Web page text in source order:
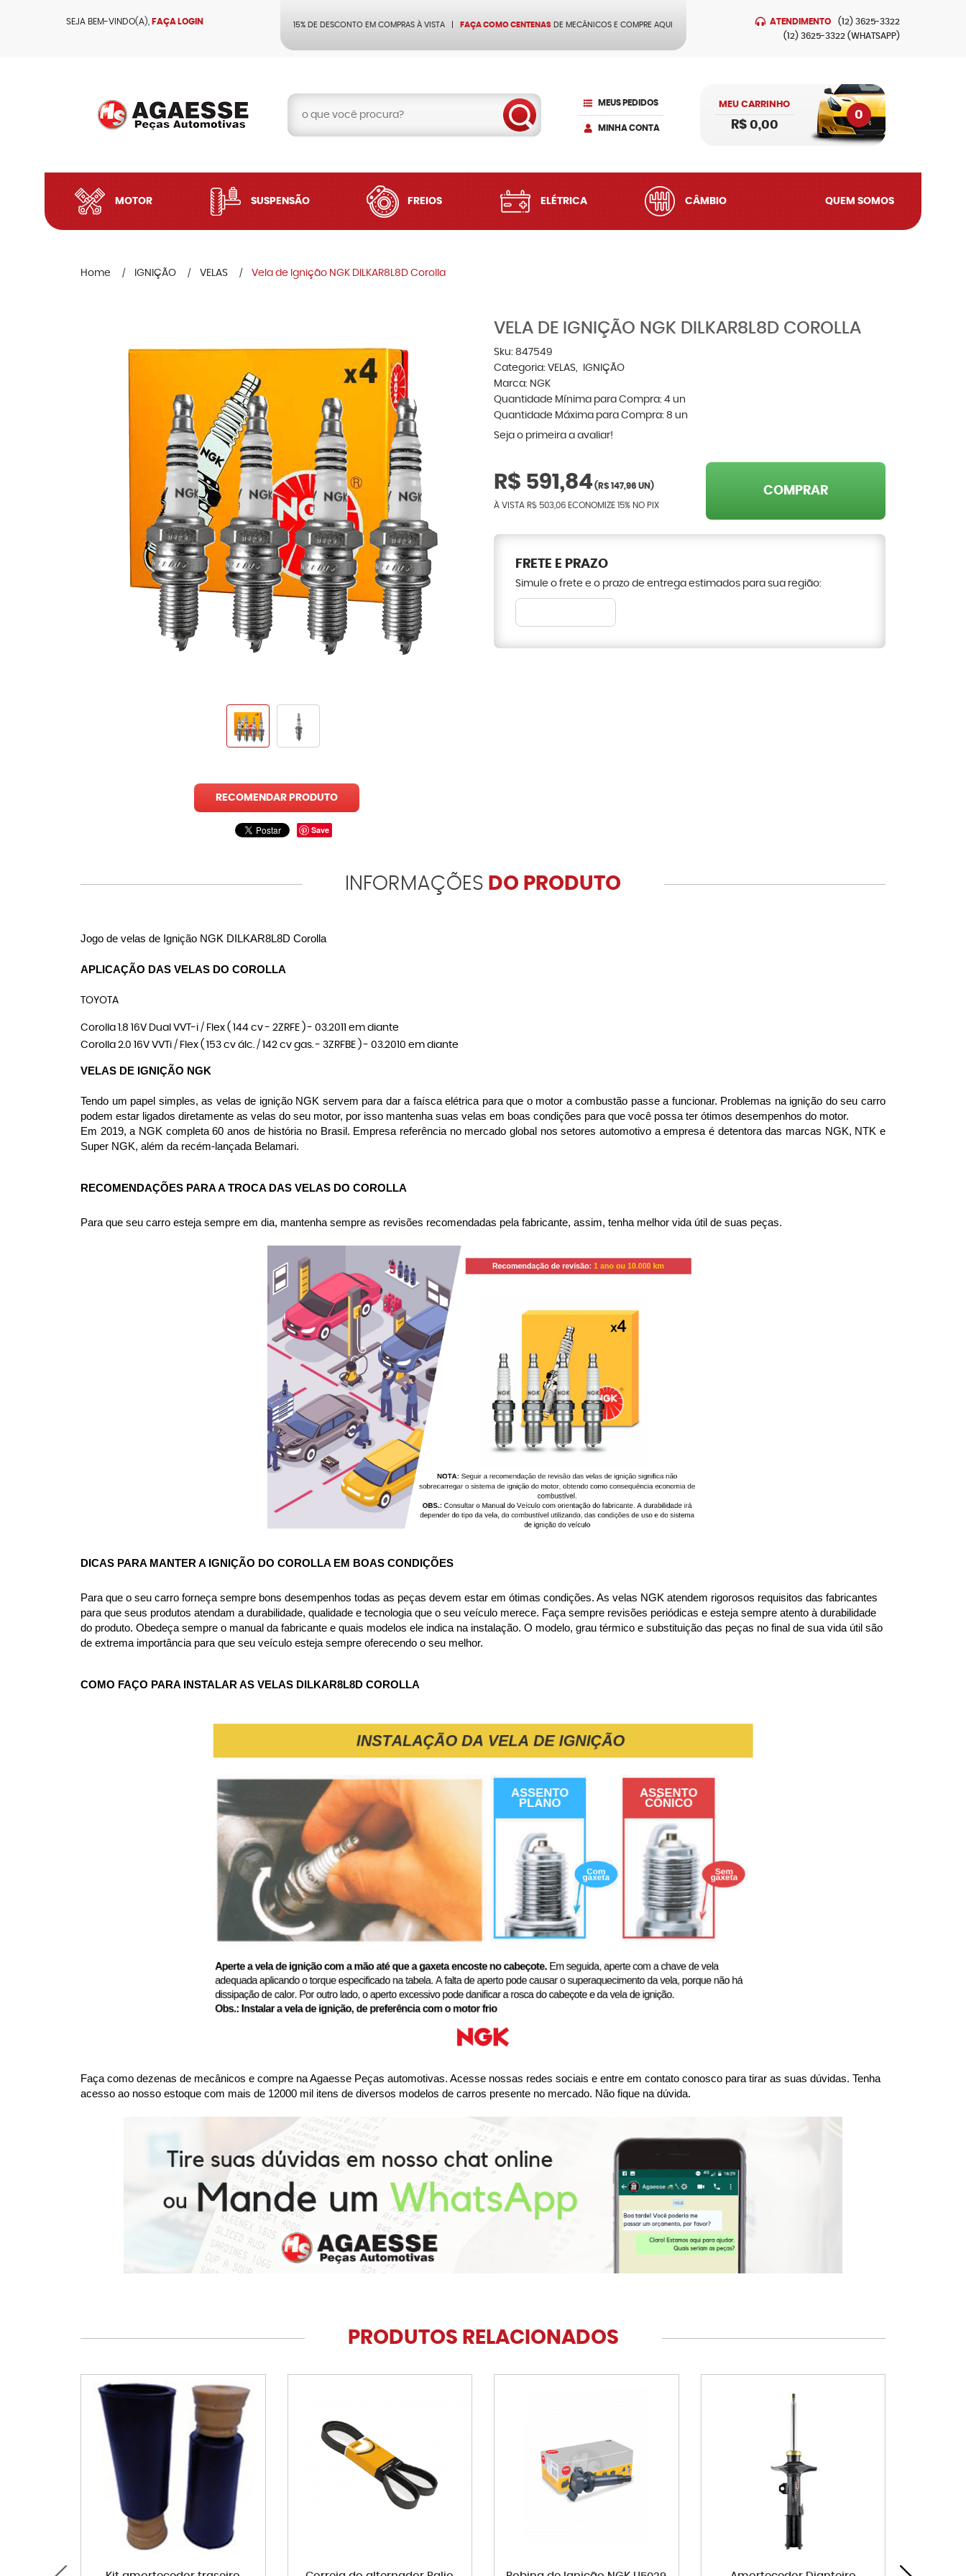
SEJA BEM-VINDO(A), FAÇA LOGIN 15% DE DESCONTO EM COMPRAS À VISTA FAÇA COMO CENTENAS DE MECÂNICOS E COMPRE AQUI ATENDIMENTO (12) 3625-3322
(12) 3625-3322 (WHATSAPP)
MEUS PEDIDOS
MINHA CONTA
MEU CARRINHO
0
R$ 0,00
MOTOR SUSPENSÃO FREIOS ELÉTRICA CÂMBIO QUEM SOMOS
Home IGNIÇÃO VELAS Vela de Ignição NGK DILKAR8L8D Corolla
RECOMENDAR PRODUTO
Save
VELA DE IGNIÇÃO NGK DILKAR8L8D COROLLA
Sku: 847549
Categoria: VELAS
IGNIÇÃO
Marca: NGK
Quantidade Mínima para Compra: 4 un
Quantidade Máxima para Compra: 8 un
Seja o primeira a avaliar!
R$ 591,84 ( R$ 147,96 UN)
À VISTA R$ 503,06 ECONOMIZE 15% NO PIX
COMPRAR
FRETE E PRAZO
Simule o frete e o prazo de entrega estimados para sua região:
INFORMAÇÕES DO PRODUTO
Jogo de velas de Ignição NGK DILKAR8L8D Corolla
APLICAÇÃO DAS VELAS DO COROLLA
TOYOTA
Corolla 1.8 16V Dual VVT-i / Flex ( 144 cv - 2ZRFE ) - 03.2011 em diante
Corolla 2.0 16V VVTi / Flex ( 153 cv álc. / 142 cv gas. - 3ZRFBE ) - 03.2010 em diante
VELAS DE IGNIÇÃO NGK
Tendo um papel simples, as velas de ignição NGK servem para dar a faísca elétrica para que o motor a combustão passe a funcionar. Problemas na ignição do seu carro
podem estar ligados diretamente as velas do seu motor, por isso mantenha suas velas em boas condições para que você possa ter ótimos desempenhos do motor.
Em 2019, a NGK completa 60 anos de história no Brasil. Empresa referência no mercado global nos setores automotivo a empresa é detentora das marcas NGK, NTK e
Super NGK, além da recém-lançada Belamari.
RECOMENDAÇÕES PARA A TROCA DAS VELAS DO COROLLA
Para que seu carro esteja sempre em dia, mantenha sempre as revisões recomendadas pela fabricante, assim, tenha melhor vida útil de suas peças.
DICAS PARA MANTER A IGNIÇÃO DO COROLLA EM BOAS CONDIÇÕES
Para que o seu carro forneça sempre bons desempenhos todas as peças devem estar em ótimas condições. As velas NGK atendem rigorosos requisitos das fabricantes
para que seus produtos atendam a durabilidade, qualidade e tecnologia que o seu veículo merece. Faça sempre revisões periódicas e esteja sempre atento à durabilidade
do produto. Obedeça sempre o manual da fabricante e quais modelos ele indica na instalação. O modelo, grau térmico e substituição das peças no final de sua vida útil são
de extrema importância para que seu veículo esteja sempre oferecendo o seu melhor.
COMO FAÇO PARA INSTALAR AS VELAS DILKAR8L8D COROLLA
Faça como dezenas de mecânicos e compre na Agaesse Peças automotivas. Acesse nossas redes sociais e entre em contato conosco para tirar as suas dúvidas. Tenha
acesso ao nosso estoque com mais de 12000 mil itens de diversos modelos de carros presente no mercado. Não fique na dúvida.
PRODUTOS RELACIONADOS